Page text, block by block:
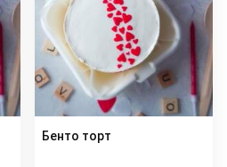
Бенто торт